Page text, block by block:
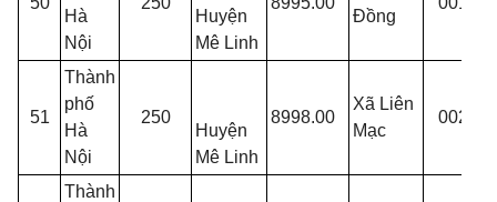
Hà
Nội
Huyện
Mê Linh
Đồng
51
Thành
phố
Hà
Nội
250
Huyện
Mê Linh
8998.00
Xã Liên
Mạc
002
Thành